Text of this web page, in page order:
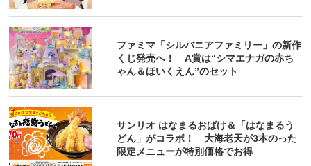
ファミマ「シルバニアファミリー」の新作
くじ発売へ！ A賞は“シマエナガの赤ち
ゃん＆ほいくえん”のセット
サンリオ はなまるおばけ＆「はなまるう
どん」がコラボ！ 大海老天が3本のった
限定メニューが特別価格でお得